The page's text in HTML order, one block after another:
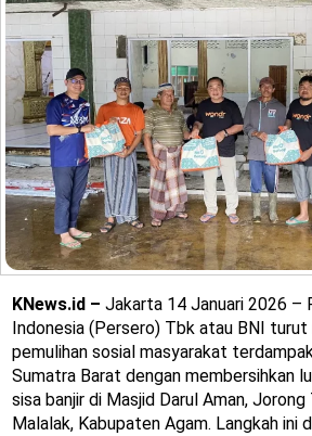
KNews.id – Jakarta 14 Januari 2026 –
Indonesia (Persero) Tbk atau BNI
pemulihan sosial masyarakat
Sumatra Barat dengan membersihkan
sisa banjir di Masjid Darul Aman, Jorong
Malalak, Kabupaten Agam. Langkah ini